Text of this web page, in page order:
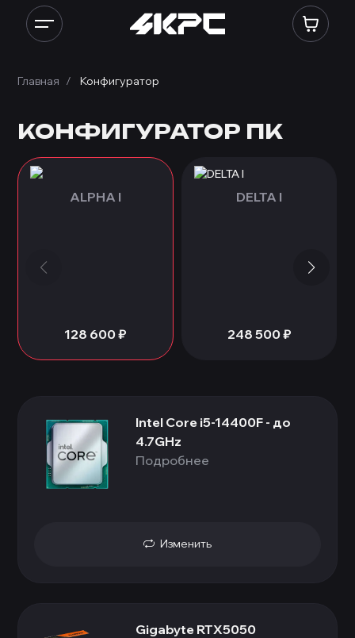
Главная Конфигуратор
КОНФИГУРАТОР ПК
ALPHA I
128 600₽
DELTA I
248 500₽
Intel Core i5-14400F - до
4.7GHz
Подробнее
Изменить
Gigabyte RTX5050
Конфигуратор ПК: сборка ПК онлайн по комплектующим,